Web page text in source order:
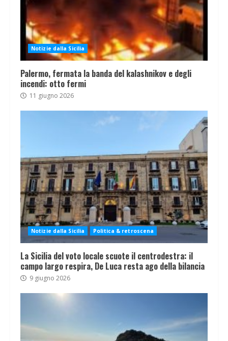
Notizie dalla Sicilia
Palermo, fermata la banda del kalashnikov e degli
incendi: otto fermi
11 giugno 2026
Notizie dalla Sicilia Politica & retroscena
La Sicilia del voto locale scuote il centrodestra: il
campo largo respira, De Luca resta ago della bilancia
9 giugno 2026